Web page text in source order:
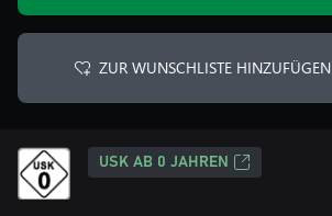
ZUR WUNSCHLISTE HINZUFÜGEN
USK AB 0 JAHREN